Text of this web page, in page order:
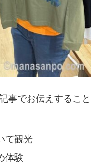
事でお伝えすること
て観光
体験